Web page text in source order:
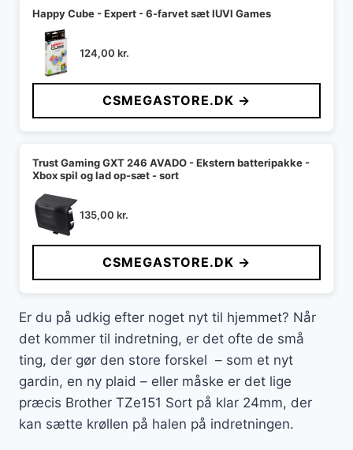
Happy Cube - Expert - 6-farvet sæt IUVI Games
124,00 kr.
CSMEGASTORE.DK →
Trust Gaming GXT 246 AVADO - Ekstern batteripakke -
Xbox spil og lad op-sæt - sort
135,00 kr.
CSMEGASTORE.DK →
Er du på udkig efter noget nyt til hjemmet? Når
det kommer til indretning, er det ofte de små
ting, der gør den store forskel – som et nyt
gardin, en ny plaid – eller måske er det lige
præcis Brother TZe151 Sort på klar 24mm, der
kan sætte krøllen på halen på indretningen.